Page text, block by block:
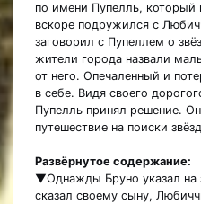
по имени Пупелль, который
вскоре подружился с
заговорил с Пупеллем о
жители города назвали
от него. Опечаленный и
в себе. Видя своего
Пупелль принял решение.
путешествие на поиски
Развёрнутое содержание:
▼Однажды Бруно указал на
сказал своему сыну,